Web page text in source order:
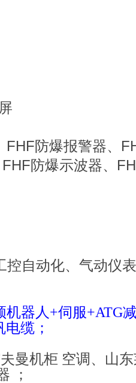
防爆报警器、
防爆示波器、
自动化、气动仪
器人+伺服+ATG减
缆；
曼机柜 空调、山
；